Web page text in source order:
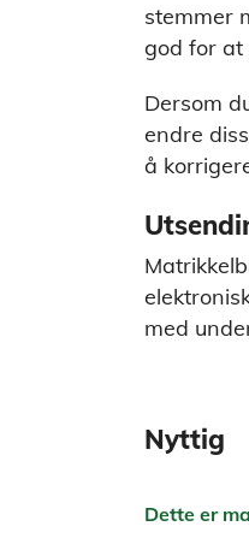
stemmer
god for at
Dersom
endre
å
med
Nyttig
Dette er